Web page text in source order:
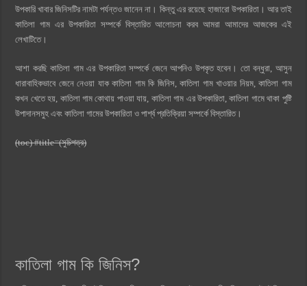
ওয়ালটন টিভি কিস্তিতে কেনার নিয়ম ২০২৫
গ্রামে লাভজনক ব্যবসা ২০২৫ ও গ্রামের বাজারে ব্যবসার আইডিয়া
উপকারি খাবার জিনিসটির নামটা পর্যন্তও জানেন না। কিন্তু এর রয়েছে হাজারো উপকারিতা। আর তাই
কাতিলা গাম এর উপকারিতা সম্পর্কে বিস্তারিত আলোচনা করব আমরা আমাদের আজকের এই
লেখাটিতে।
আশা করছি কাতিলা গাম এর উপকারিতা সম্পর্কে জেনে আপনিও উপকৃত হবেন। তো বন্ধুরা, আসুন
ধারাবাহিকভাবে জেনে নেওয়া যাক কাতিলা গাম কি জিনিস, কাতিলা গাম খাওয়ার নিয়ম, কাতিলা গাম
কখন খেতে হয়, কাতিলা গাম কোথায় পাওয়া যায়, কাতিলা গাম এর উপকারিতা, কাতিলা গামে থাকা পুষ্টি
উপাদানসমুহ এবং কাতিলা গামের উপকারিতা ও পার্শ্ব প্রতিক্রিয়া সম্পর্কে বিস্তারিত।
(toc) #title=(সুচিপত্র)
কাতিলা গাম কি জিনিস?